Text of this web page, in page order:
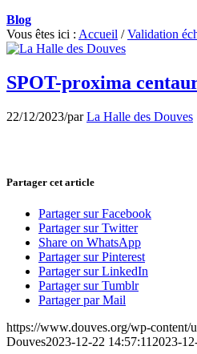
Blog
Vous êtes ici : Accueil / Validation
SPOT-proxima
22/12/2023/parLa Halle des Douves
Partager cet article
Partager sur Facebook
Partager sur Twitter
Share on WhatsApp
Partager sur Pinterest
Partager sur LinkedIn
Partager sur Tumblr
Partager par Mail
https://www.douves.org/wp-content/
Douves2023-12-22 14:57:11 2023-